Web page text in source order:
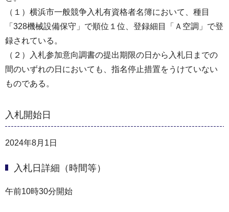
（１）横浜市⼀般競争⼊札有資格者名簿において、種目
「328機械設備保守」で順位１位、登録細目「Ａ空調」で登
録されている。
（２）⼊札参加意向調書の提出期限の⽇から⼊札⽇までの
間のいずれの⽇においても、指名停⽌措置をうけていない
ものである。
入札開始日
2024年8月1日
入札日詳細（時間等）
午前10時30分開始